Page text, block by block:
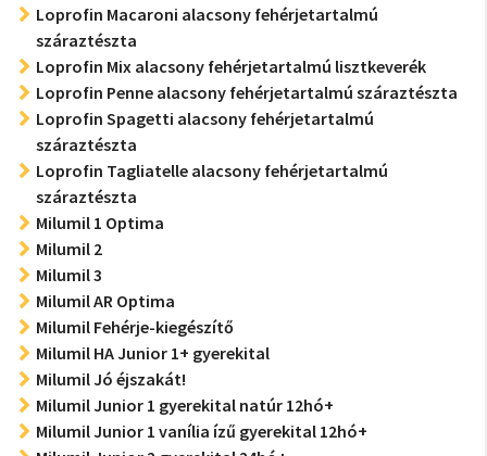
Loprofin Macaroni alacsony fehérjetartalmú
száraztészta
Loprofin Mix alacsony fehérjetartalmú lisztkeverék
Loprofin Penne alacsony fehérjetartalmú száraztészta
Loprofin Spagetti alacsony fehérjetartalmú
száraztészta
Loprofin Tagliatelle alacsony fehérjetartalmú
száraztészta
Milumil 1 Optima
Milumil 2
Milumil 3
Milumil AR Optima
Milumil Fehérje-kiegészítő
Milumil HA Junior 1+ gyerekital
Milumil Jó éjszakát!
Milumil Junior 1 gyerekital natúr 12hó+
Milumil Junior 1 vanília ízű gyerekital 12hó+